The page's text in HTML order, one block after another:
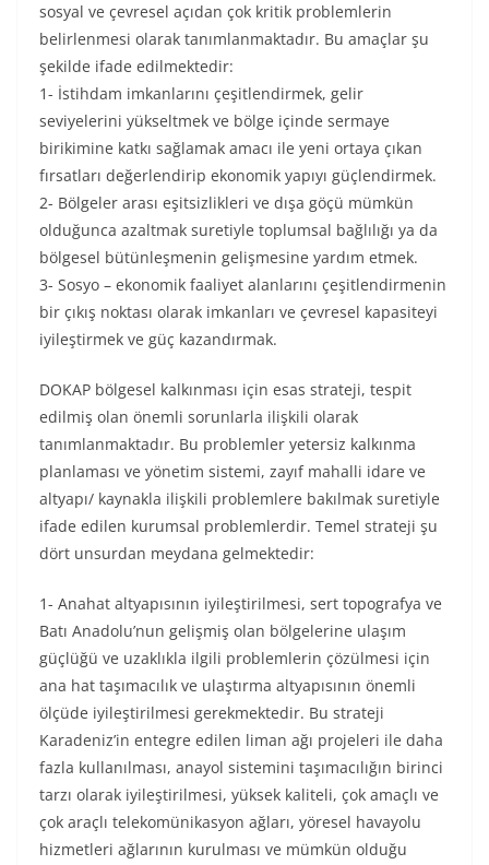
sosyal ve çevresel açıdan çok kritik problemlerin
belirlenmesi olarak tanımlanmaktadır. Bu amaçlar şu
şekilde ifade edilmektedir:
1- İstihdam imkanlarını çeşitlendirmek, gelir
seviyelerini yükseltmek ve bölge içinde sermaye
birikimine katkı sağlamak amacı ile yeni ortaya çıkan
fırsatları değerlendirip ekonomik yapıyı güçlendirmek.
2- Bölgeler arası eşitsizlikleri ve dışa göçü mümkün
olduğunca azaltmak suretiyle toplumsal bağlılığı ya da
bölgesel bütünleşmenin gelişmesine yardım etmek.
3- Sosyo – ekonomik faaliyet alanlarını çeşitlendirmenin
bir çıkış noktası olarak imkanları ve çevresel kapasiteyi
iyileştirmek ve güç kazandırmak.
DOKAP bölgesel kalkınması için esas strateji, tespit
edilmiş olan önemli sorunlarla ilişkili olarak
tanımlanmaktadır. Bu problemler yetersiz kalkınma
planlaması ve yönetim sistemi, zayıf mahalli idare ve
altyapı/ kaynakla ilişkili problemlere bakılmak suretiyle
ifade edilen kurumsal problemlerdir. Temel strateji şu
dört unsurdan meydana gelmektedir:
1- Anahat altyapısının iyileştirilmesi, sert topografya ve
Batı Anadolu’nun gelişmiş olan bölgelerine ulaşım
güçlüğü ve uzaklıkla ilgili problemlerin çözülmesi için
ana hat taşımacılık ve ulaştırma altyapısının önemli
ölçüde iyileştirilmesi gerekmektedir. Bu strateji
Karadeniz’in entegre edilen liman ağı projeleri ile daha
fazla kullanılması, anayol sistemini taşımacılığın birinci
tarzı olarak iyileştirilmesi, yüksek kaliteli, çok amaçlı ve
çok araçlı telekomünikasyon ağları, yöresel havayolu
hizmetleri ağlarının kurulması ve mümkün olduğu